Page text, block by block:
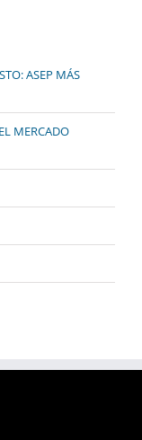
ASEP MÁS
MERCADO